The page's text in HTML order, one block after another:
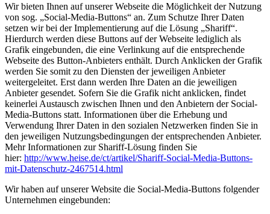
Wir bieten Ihnen auf unserer Webseite die Möglichkeit der Nutzung
von sog. „Social-Media-Buttons“ an. Zum Schutze Ihrer Daten
setzen wir bei der Implementierung auf die Lösung „Shariff“.
Hierdurch werden diese Buttons auf der Webseite lediglich als
Grafik eingebunden, die eine Verlinkung auf die entsprechende
Webseite des Button-Anbieters enthält. Durch Anklicken der Grafik
werden Sie somit zu den Diensten der jeweiligen Anbieter
weitergeleitet. Erst dann werden Ihre Daten an die jeweiligen
Anbieter gesendet. Sofern Sie die Grafik nicht anklicken, findet
keinerlei Austausch zwischen Ihnen und den Anbietern der Social-
Media-Buttons statt. Informationen über die Erhebung und
Verwendung Ihrer Daten in den sozialen Netzwerken finden Sie in
den jeweiligen Nutzungsbedingungen der entsprechenden Anbieter.
Mehr Informationen zur Shariff-Lösung finden Sie
hier: http://www.heise.de/ct/artikel/Shariff-Social-Media-Buttons-
mit-Datenschutz-2467514.html
Wir haben auf unserer Website die Social-Media-Buttons folgender
Unternehmen eingebunden: